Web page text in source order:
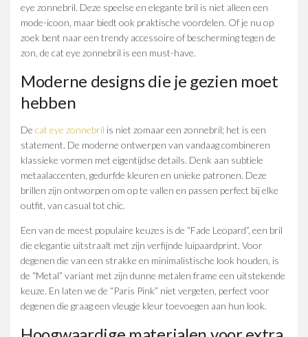
eye zonnebril. Deze speelse en elegante bril is niet alleen een
mode-icoon, maar biedt ook praktische voordelen. Of je nu op
zoek bent naar een trendy accessoire of bescherming tegen de
zon, de cat eye zonnebril is een must-have.
Moderne designs die je gezien moet
hebben
De cat eye zonnebril is niet zomaar een zonnebril; het is een
statement. De moderne ontwerpen van vandaag combineren
klassieke vormen met eigentijdse details. Denk aan subtiele
metaalaccenten, gedurfde kleuren en unieke patronen. Deze
brillen zijn ontworpen om op te vallen en passen perfect bij elke
outfit, van casual tot chic.
Een van de meest populaire keuzes is de “Fade Leopard”, een bril
die elegantie uitstraalt met zijn verfijnde luipaardprint. Voor
degenen die van een strakke en minimalistische look houden, is
de “Metal” variant met zijn dunne metalen frame een uitstekende
keuze. En laten we de “Paris Pink” niet vergeten, perfect voor
degenen die graag een vleugje kleur toevoegen aan hun look.